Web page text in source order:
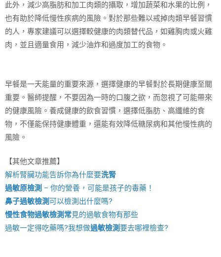
此外，減少高脂肪和加工肉類的攝取，增加蔬菜和水果的比例，
也有助於降低慢性疾病的風險。對於那些難以戒掉肉類早餐習慣
的人，專家建議可以選擇較健康的肉類替代品，如雞胸肉或火雞
肉，並且適量食用，減少油炸和過度加工的食物。
早餐是一天能量的重要來源，選擇健康的早餐對於長期健康至關
重要。醫師提醒，不要因為一時的口腹之欲，而忽視了可能帶來
的健康風險。養成健康的飲食習慣，選擇低脂肪、高纖維的食
物，不僅能保持健康體重，還能有效降低糖尿病和其他慢性病的
風險。
【其他文章推薦】
解析腎臟功能告訴你為什麼要洗腎
過敏原檢測 – 你的營養，可能是孩子的毒藥！
鼻子過敏檢測可以檢測出什麼嗎?
慢性食物過敏檢測 常見的過敏食物有那些
過敏一定得吃藥嗎?我想做過敏檢測要去哪裡檢查?